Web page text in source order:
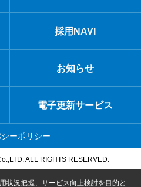
採用NAVI
お知らせ
電子更新サービス
ーポリシー
ALL RIGHTS RESERVED.
状況把握、サービス向上検討を目的と